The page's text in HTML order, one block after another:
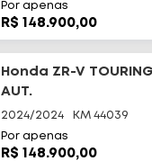
Por apenas
R$ 148.900,00
Honda ZR-V
AUT.
2024/2024 KM 44039
Por apenas
R$ 148.900,00